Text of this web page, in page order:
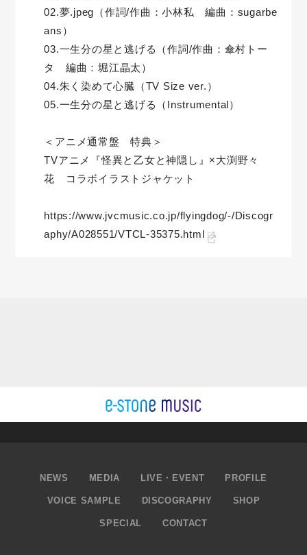
02.夢.jpeg（作詞/作曲：小林私 編曲：sugarbe
ans）
03.一生分の星と逃げる（作詞/作曲：傘村トー
タ 編曲：堀江晶太）
04.朱く染めて心臓（TV Size ver.）
05.一生分の星と逃げる（Instrumental）
＜アニメ通常盤 特典＞
TVアニメ『怪異と乙女と神隠し』×大渕野々
花 コラボイラストジャケット
https://www.jvcmusic.co.jp/flyingdog/-/Discogr
aphy/A028551/VTCL-35375.html
NEWS MEDIA LIVE・EVENT PROFILE
VOICE SAMPLE DISCOGRAPHY SHOP
SPECIAL CONTACT